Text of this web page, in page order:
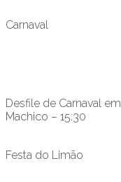
Carnaval
Desfile de Carnaval em
Machico – 15:30
Festa do Limão